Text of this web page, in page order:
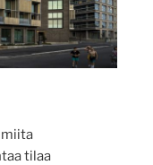
tilaa